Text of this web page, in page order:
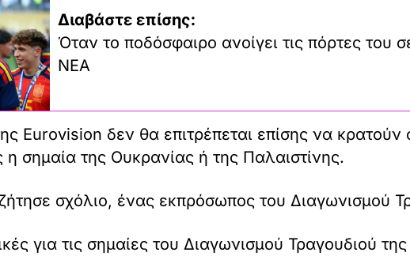
Διαβάστε επίσης:
Όταν το ποδόσφαιρο ανοίγει τις πόρτες του
ΝΕΑ
Eurovision δεν θα επιτρέπεται επίσης να
σημαία της Ουκρανίας ή της Παλαιστίνης.
σχόλιο, ένας εκπρόσωπος του Διαγωνισμού
για τις σημαίες του Διαγωνισμού Τραγουδιού